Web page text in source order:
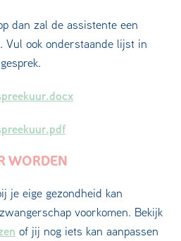
dan zal de assistente een
Vul ook onderstaande lijst in
WORDEN
je eige gezondheid kan
voorkomen. Bekijk
of jij nog iets kan aanpassen